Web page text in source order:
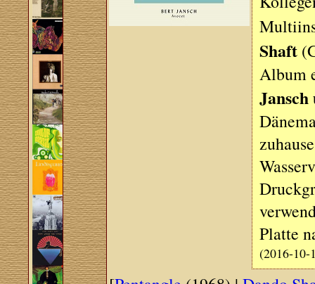
Shaft
Album
Platte
(2016-10-